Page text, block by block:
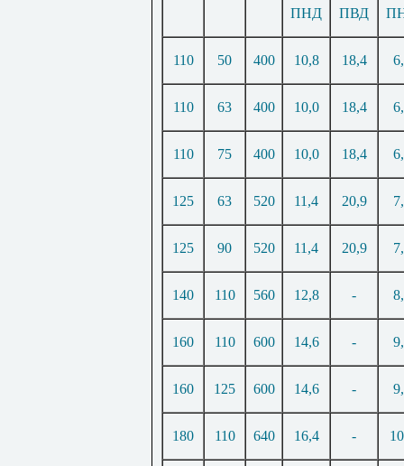
ПНД ПВД
110 50 400 10,8 18,4
110 63 400 10,0 18,4
110 75 400 10,0 18,4
125 63 520 11,4 20,9
125 90 520 11,4 20,9
140 110 560 12,8 -
160 110 600 14,6 -
160 125 600 14,6 -
180 110 640 16,4 -